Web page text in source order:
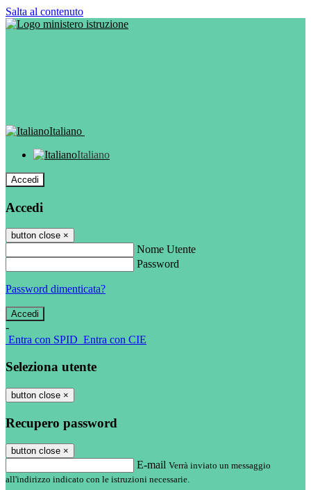
Salta al contenuto
Italiano
Italiano
Accedi
Accedi
button close ×
Nome Utente
Password
Password dimenticata?
-
Entra con SPID Entra con CIE
Seleziona utente
button close ×
Recupero password
button close ×
E-mail Verrà inviato un messaggio
all'indirizzo indicato con le istruzioni necessarie.